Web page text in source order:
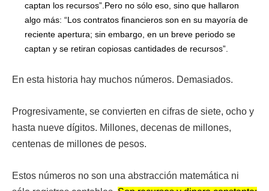
captan los recursos”.Pero no sólo eso, sino que hallaron
algo más: “Los contratos financieros son en su mayoría de
reciente apertura; sin embargo, en un breve periodo se
captan y se retiran copiosas cantidades de recursos”.
En esta historia hay muchos números. Demasiados.
Progresivamente, se convierten en cifras de siete, ocho y
hasta nueve dígitos. Millones, decenas de millones,
centenas de millones de pesos.
Estos números no son una abstracción matemática ni